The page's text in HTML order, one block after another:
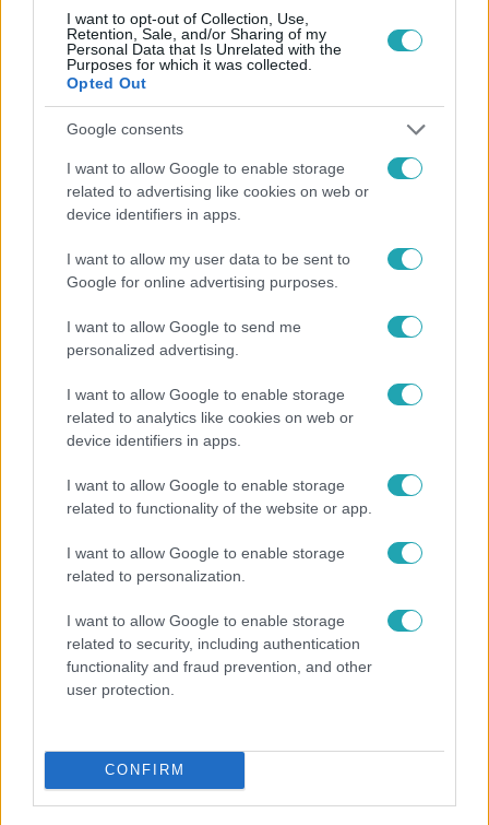
I want to opt-out of Collection, Use,
Retention, Sale, and/or Sharing of my
Personal Data that Is Unrelated with the
Purposes for which it was collected.
Opted Out
Google consents
I want to allow Google to enable storage
related to advertising like cookies on web or
device identifiers in apps.
I want to allow my user data to be sent to
Google for online advertising purposes.
I want to allow Google to send me
personalized advertising.
I want to allow Google to enable storage
related to analytics like cookies on web or
device identifiers in apps.
I want to allow Google to enable storage
related to functionality of the website or app.
I want to allow Google to enable storage
related to personalization.
I want to allow Google to enable storage
related to security, including authentication
functionality and fraud prevention, and other
user protection.
CONFIRM
Reggeli
2025. február 24. 10:30
Gelencsér Timi az eljegyzése részleteiről mesélt
Sűrű de rendkivül csodálatos időszakon van túl Gelencsér
Timea. A mai reggeliben mesélt nekünk a lánykérésről,
2025. február 20. 12:56
a Cápák közöttben is szerepelt
Gelencsér Tímea menyasszony lett. Bemutatjuk a
vőlegényét, Simon Mátyást, aki a Cápák közöttben is
szerepelt. Kicsoda a vállalkozó? Miből él? Íme a részletek!